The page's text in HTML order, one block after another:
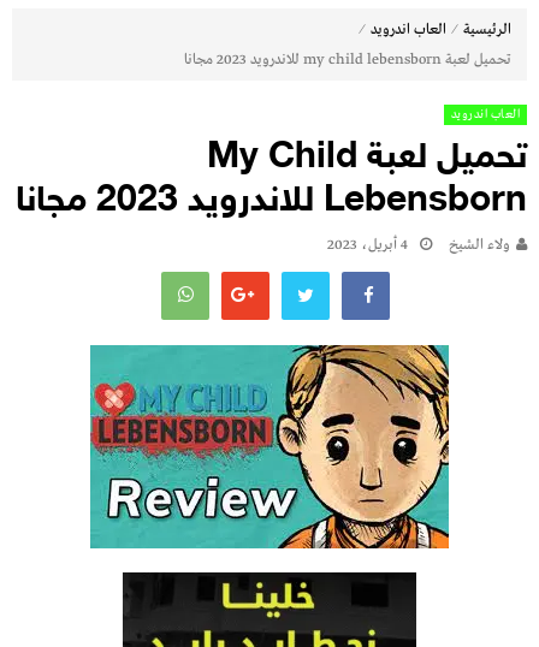
الرئيسية ⁄ العاب اندرويد ⁄
تحميل لعبة my child lebensborn للاندرويد 2023 مجانا
العاب اندرويد
تحميل لعبة My Child
Lebensborn للاندرويد 2023 مجانا
ولاء الشيخ 4 أبريل، 2023